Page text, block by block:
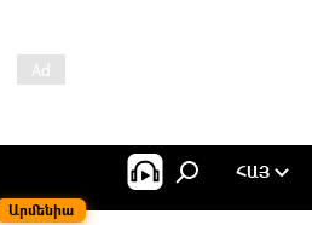
Արմենիա
ՀԱՅ